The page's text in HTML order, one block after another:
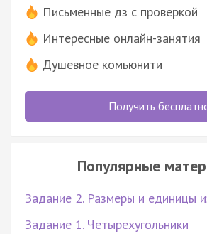
Письменные дз с проверкой
Интересные онлайн-занятия
Душевное комьюнити
Получить
Популярные
Задание 2. Размеры и единицы
Задание 1. Четырехугольники